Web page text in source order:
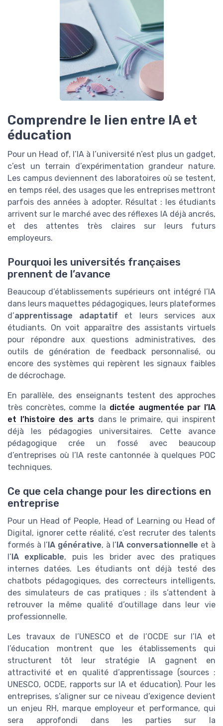
Comprendre le lien entre IA et
éducation
Pour un Head of, l’IA à l’université n’est plus un gadget,
c’est un terrain d’expérimentation grandeur nature.
Les campus deviennent des laboratoires où se testent,
en temps réel, des usages que les entreprises mettront
parfois des années à adopter. Résultat : les étudiants
arrivent sur le marché avec des réflexes IA déjà ancrés,
et des attentes très claires sur leurs futurs
employeurs.
Pourquoi les universités françaises
prennent de l’avance
Beaucoup d’établissements supérieurs ont intégré l’IA
dans leurs maquettes pédagogiques, leurs plateformes
d’apprentissage adaptatif et leurs services aux
étudiants. On voit apparaître des assistants virtuels
pour répondre aux questions administratives, des
outils de génération de feedback personnalisé, ou
encore des systèmes qui repèrent les signaux faibles
de décrochage.
En parallèle, des enseignants testent des approches
très concrètes, comme la dictée augmentée par l’IA
et l’histoire des artsdans le primaire, qui inspirent
déjà les pédagogies universitaires. Cette avance
pédagogique crée un fossé avec beaucoup
d’entreprises où l’IA reste cantonnée à quelques POC
techniques.
Ce que cela change pour les directions en
entreprise
Pour un Head of People, Head of Learning ou Head of
Digital, ignorer cette réalité, c’est recruter des talents
formés à l’ IA générative, à l’ IA conversationnelle et à
l’ IA explicable, puis les brider avec des pratiques
internes datées. Les étudiants ont déjà testé des
chatbots pédagogiques, des correcteurs intelligents,
des simulateurs de cas pratiques ; ils s’attendent à
retrouver la même qualité d’outillage dans leur vie
professionnelle.
Les travaux de l’UNESCO et de l’OCDE sur l’IA et
l’éducation montrent que les établissements qui
structurent tôt leur stratégie IA gagnent en
attractivité et en qualité d’apprentissage (sources :
UNESCO, OCDE, rapports sur IA et éducation). Pour les
entreprises, s’aligner sur ce niveau d’exigence devient
un enjeu RH, marque employeur et performance, qui
sera approfondi dans les parties sur la